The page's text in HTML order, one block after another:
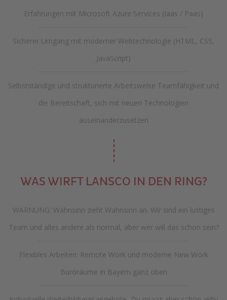
Erfahrungen mit Microsoft Azure Services (Iaas / Paas)
Sicherer Umgang mit moderner Webtechnologie (HTML, CSS,
JavaScript)
Selbstständige und strukturierte Arbeitsweise Teamfähigkeit und
die Bereitschaft, sich mit neuen Technologien
auseinanderzusetzen
WAS WIRFT LANSCO IN DEN RING?
WARNUNG: Wahnsinn zieht Wahnsinn an. Wir sind ein lustiges
Team und alles andere als normal, aber wer will das schon sein?
Flexibles Arbeiten: Remote Work und moderne New Work
Büroräume in Bayern ganz oben